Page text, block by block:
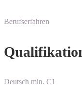
Berufserfahren
Deutsch min. C1